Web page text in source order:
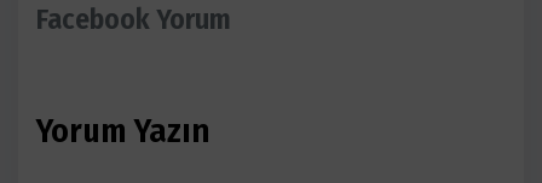
Facebook Yorum
Yorum Yazın